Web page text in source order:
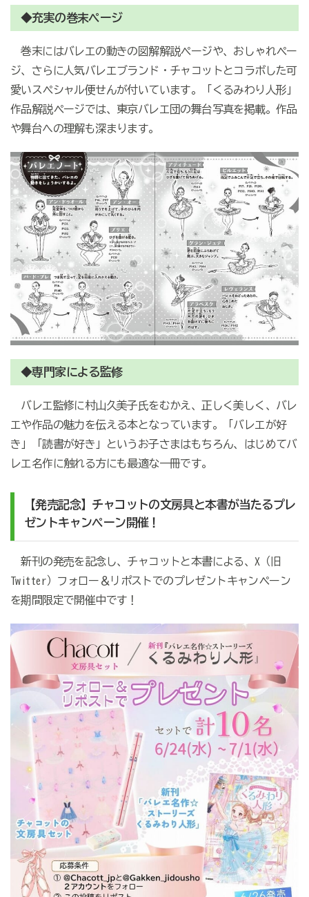
◆充実の巻末ページ
巻末にはバレエの動きの図解解説ページや、おしゃれペー
ジ、さらに人気バレエブランド・チャコットとコラボした可
愛いスペシャル便せんが付いています。「くるみわり人形」
作品解説ページでは、東京バレエ団の舞台写真を掲載。作品
や舞台への理解も深まります。
◆専門家による監修
バレエ監修に村山久美子氏をむかえ、正しく美しく、バレ
エや作品の魅力を伝える本となっています。「バレエが好
き」「読書が好き」というお子さまはもちろん、はじめてバ
レエ名作に触れる方にも最適な一冊です。
【発売記念】チャコットの文房具と本書が当たるプレ
ゼントキャンペーン開催！
新刊の発売を記念し、チャコットと本書による、X（旧
Twitter）フォロー＆リポストでのプレゼントキャンペーン
を期間限定で開催中です！